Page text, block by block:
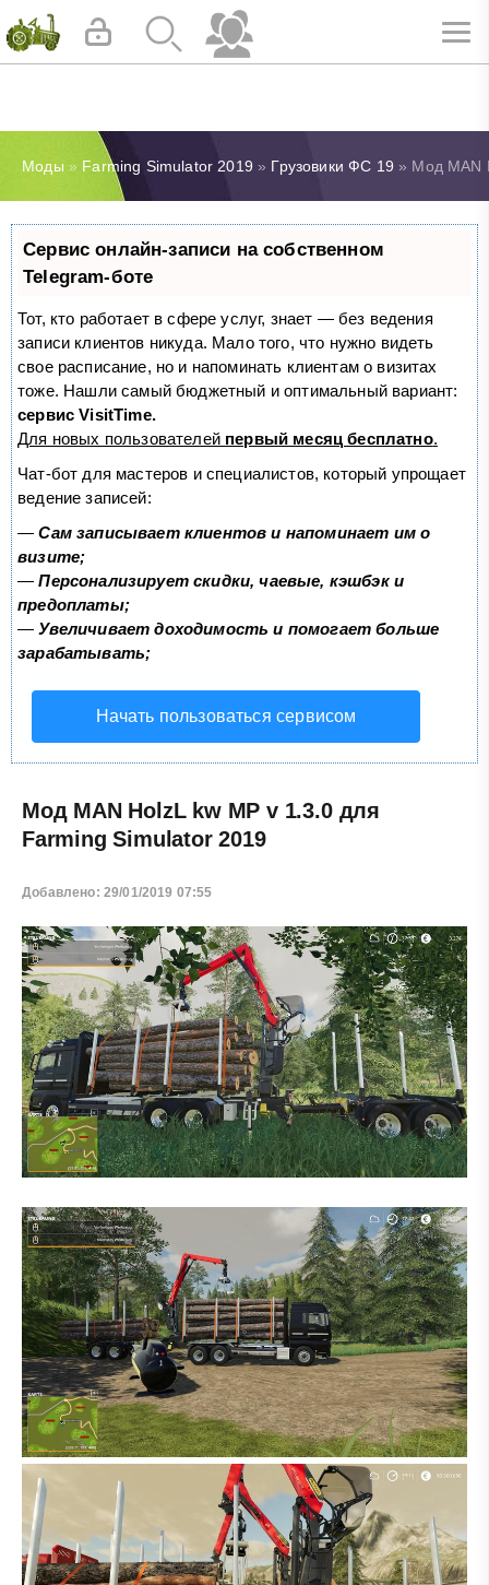
Моды » Farming Simulator 2019 » Грузовики ФС 19 » Мод MAN
Сервис онлайн-записи на собственном
Telegram-боте
Тот, кто работает в сфере услуг, знает — без ведения
записи клиентов никуда. Мало того, что нужно видеть
свое расписание, но и напоминать клиентам о визитах
тоже. Нашли самый бюджетный и оптимальный вариант:
сервис VisitTime.
Для новых пользователей первый месяц бесплатно.
Чат-бот для мастеров и специалистов, который упрощает
ведение записей:
—Сам записывает клиентов и напоминает им о
визите;
—Персонализирует скидки, чаевые, кэшбэк и
предоплаты;
—Увеличивает доходимость и помогает больше
зарабатывать;
Начать пользоваться сервисом
Мод MAN HolzL kw MP v 1.3.0 для
Farming Simulator 2019
Добавлено: 29/01/2019 07:55